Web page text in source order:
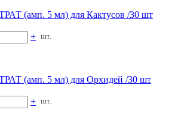
(амп. 5 мл) для Кактусов /30 шт
+ шт.
(амп. 5 мл) для Орхидей /30 шт
+ шт.